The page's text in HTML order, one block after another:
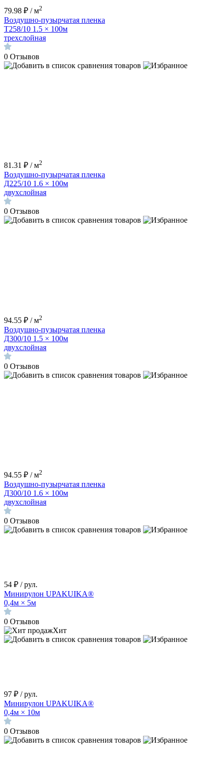
79.98 ₽ / м2
Воздушно-пузырчатая пленка
Т258/10 1.5 × 100м
трехслойная
0 Отзывов
81.31 ₽ / м2
Воздушно-пузырчатая пленка
Д225/10 1.6 × 100м
двухслойная
0 Отзывов
94.55 ₽ / м2
Воздушно-пузырчатая пленка
Д300/10 1.5 × 100м
двухслойная
0 Отзывов
94.55 ₽ / м2
Воздушно-пузырчатая пленка
Д300/10 1.6 × 100м
двухслойная
0 Отзывов
54 ₽ / рул.
Минирулон UPAKUIKA®
0,4м × 5м
0 Отзывов
Хит
97 ₽ / рул.
Минирулон UPAKUIKA®
0,4м × 10м
0 Отзывов